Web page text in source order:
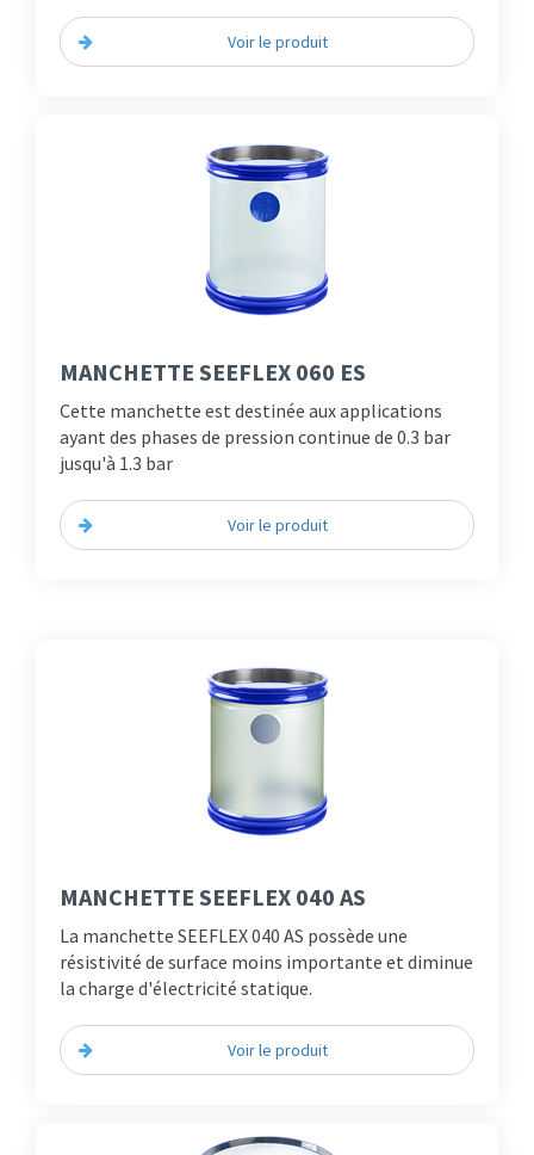
Voir le produit
MANCHETTE SEEFLEX 060 ES
Cette manchette est destinée aux applications
ayant des phases de pression continue de 0.3 bar
jusqu'à 1.3 bar
Voir le produit
MANCHETTE SEEFLEX 040 AS
La manchette SEEFLEX 040 AS possède une
résistivité de surface moins importante et diminue
la charge d'électricité statique.
Voir le produit